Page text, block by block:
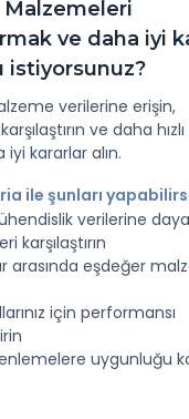
Malzemeleri
ve daha iyi
istiyorsunuz?
verilerine erişin,
ve daha
kararlar alın.
ile şunları
verilerine
karşılaştırın
arasında eşdeğer
için performansı
uygunluğu